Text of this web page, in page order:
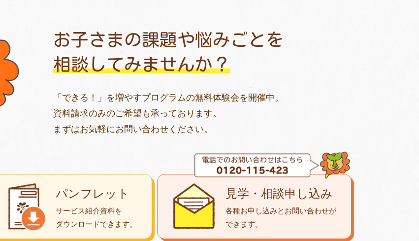
お子さまの課題や悩みごとを
相談してみませんか？
「できる！」を増やすプログラムの無料体験会を開催中。
資料請求のみのご希望も承っております。
まずはお気軽にお問い合わせください。
パンフレット
サービス紹介資料を
ダウンロードできます。
見学・相談申し込み
各種お申し込みとお問い合わせが
できます。